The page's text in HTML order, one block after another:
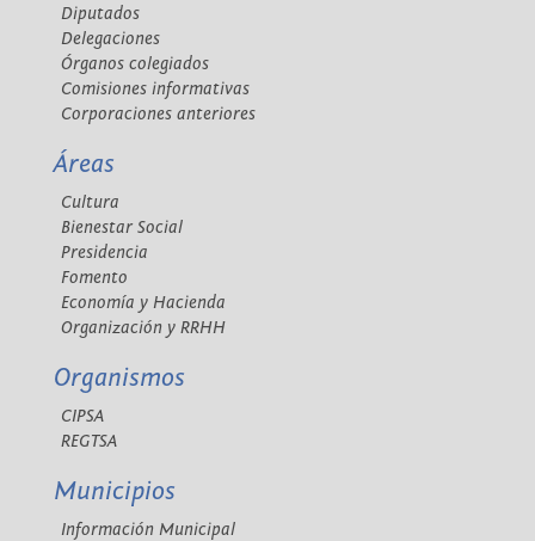
Diputados
Delegaciones
Órganos colegiados
Comisiones informativas
Corporaciones anteriores
Áreas
Cultura
Bienestar Social
Presidencia
Fomento
Economía y Hacienda
Organización y RRHH
Organismos
CIPSA
REGTSA
Municipios
Información Municipal